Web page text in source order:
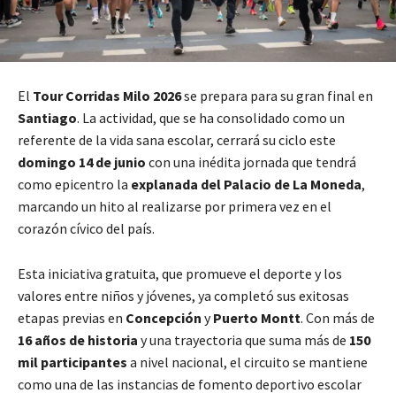
El Tour Corridas Milo 2026se prepara para su gran final en
Santiago. La actividad, que se ha consolidado como un
referente de la vida sana escolar, cerrará su ciclo este
domingo 14 de junio con una inédita jornada que tendrá
como epicentro la explanada del Palacio de La Moneda,
marcando un hito al realizarse por primera vez en el
corazón cívico del país.
Esta iniciativa gratuita, que promueve el deporte y los
valores entre niños y jóvenes, ya completó sus exitosas
etapas previas en Concepción yPuerto Montt. Con más de
16 años de historia y una trayectoria que suma más de 150
mil participantes a nivel nacional, el circuito se mantiene
como una de las instancias de fomento deportivo escolar